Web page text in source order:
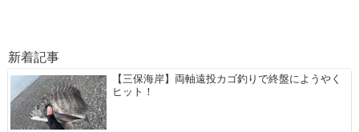
新着記事
【三保海岸】両軸遠投カゴ釣りで終盤にようやく
ヒット！